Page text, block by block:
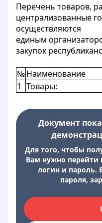
Перечень товаров,
централизованные
осуществляются
единым
закупок
№Наименование
1 Товары:
Документ
Для того, чтобы
Вам нужно перейти
логин и пароль.
пароля,